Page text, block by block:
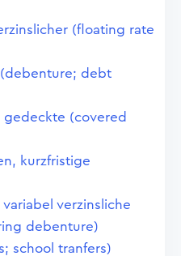
(floating rate
debt
gedeckte (covered
kurzfristige
verzinsliche
debenture)
school tranfers)